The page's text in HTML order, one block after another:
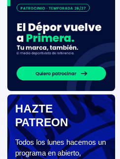
HAZTE
PATREON
Todos los lunes hacemos un
programa en abierto,